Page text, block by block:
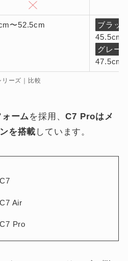
〜52.5cm
ブラッ
45.5cm
グレー
47.5cm
ーズ｜比較
ームを採用、C7 Proはメ
を搭載 しています。
Air
Pro